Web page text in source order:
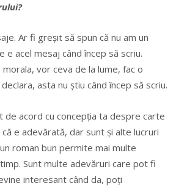
Ar fi greșit să spun că nu am un
e acel mesaj când încep să scriu.
vor ceva de la lume, fac o
asta nu știu când încep să scriu.
de acord cu concepția ta despre carte
e adevărată, dar sunt și alte lucruri
roman bun permite mai multe
Sunt multe adevăruri care pot fi
interesant când da, poți